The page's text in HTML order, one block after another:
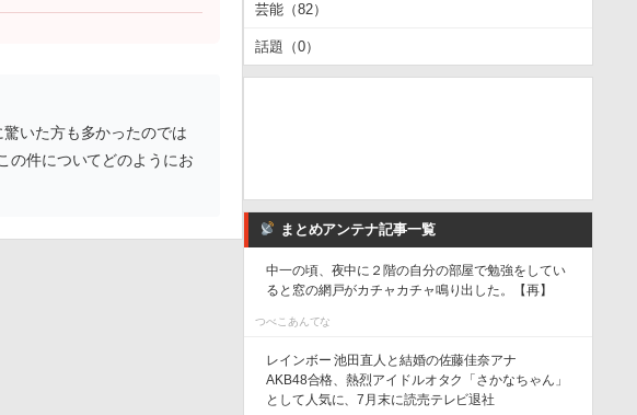
いた方も多かったのでは
の件についてどのようにお
芸能（82）
話題（0）
まとめアンテナ記事一覧
中一の頃、夜中に２階の自分の部屋で勉強をしてい
ると窓の網戸がカチャカチャ鳴り出した。【再】
つべこあんてな
レインボー 池田直人と結婚の佐藤佳奈アナ
AKB48合格、熱烈アイドルオタク「さかなちゃん」
として人気に、7月末に読売テレビ退社